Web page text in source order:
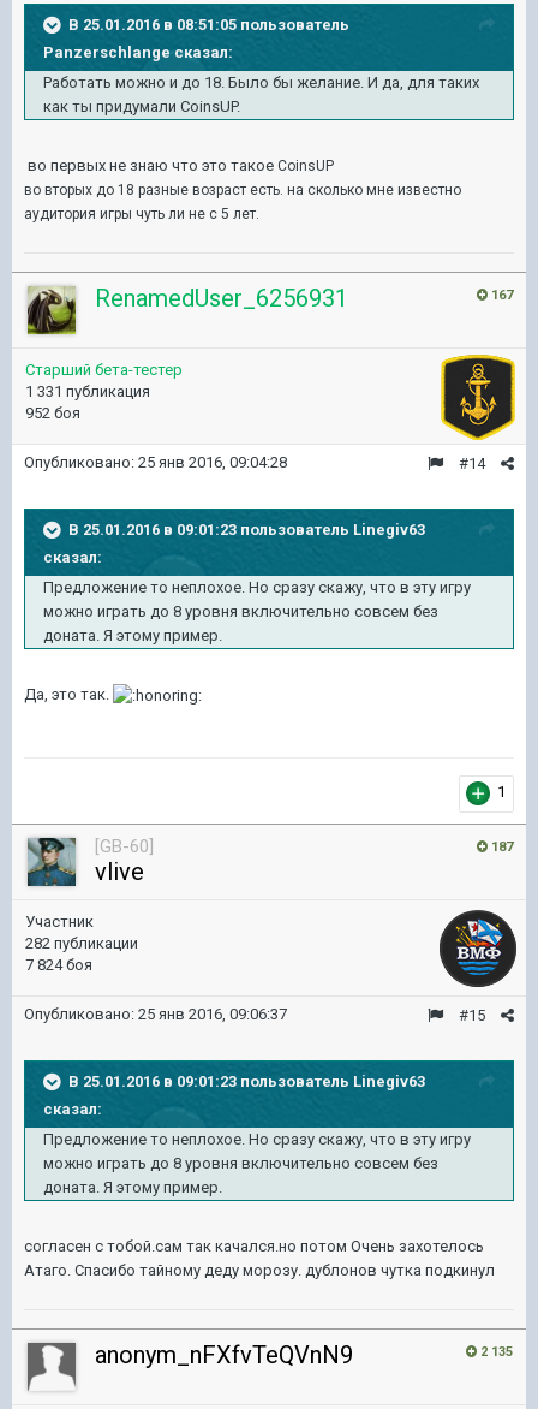
В 25.01.2016 в 08:51:05 пользователь
Panzerschlange сказал:
Работать можно и до 18. Было бы желание. И да, для таких
как ты придумали CoinsUP.
во первых не знаю что это такое CoinsUP
во вторых до 18 разные возраст есть. на сколько мне известно
аудитория игры чуть ли не с 5 лет.
167
RenamedUser_6256931
Старший бета-тестер
1 331 публикация
952 боя
#14
Опубликовано: 25 янв 2016, 09:04:28
В 25.01.2016 в 09:01:23 пользователь Linegiv63
сказал:
Предложение то неплохое. Но сразу скажу, что в эту игру
можно играть до 8 уровня включительно совсем без
доната. Я этому пример.
Да, это так.
1
187
[GB-60]
vlive
Участник
282 публикации
7 824 боя
#15
Опубликовано: 25 янв 2016, 09:06:37
В 25.01.2016 в 09:01:23 пользователь Linegiv63
сказал:
Предложение то неплохое. Но сразу скажу, что в эту игру
можно играть до 8 уровня включительно совсем без
доната. Я этому пример.
согласен с тобой.сам так качался.но потом Очень захотелось
Атаго. Спасибо тайному деду морозу. дублонов чутка подкинул
2 135
anonym_nFXfvTeQVnN9